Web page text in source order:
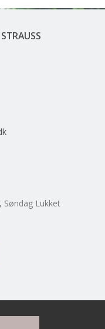
Søndag Lukket